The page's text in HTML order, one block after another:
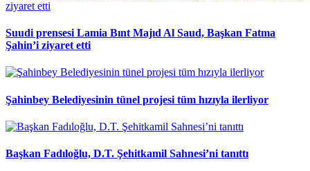
Suudi prensesi Lamia Bınt Majıd Al Saud, Başkan Fatma
Şahin’i ziyaret etti
Şahinbey Belediyesinin tünel projesi tüm hızıyla ilerliyor
Başkan Fadıloğlu, D.T. Şehitkamil Sahnesi’ni tanıttı